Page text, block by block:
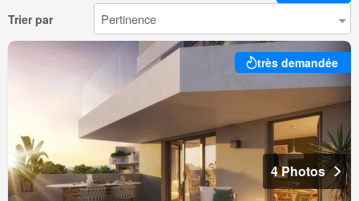
Trier par
très demandée
4 Photos